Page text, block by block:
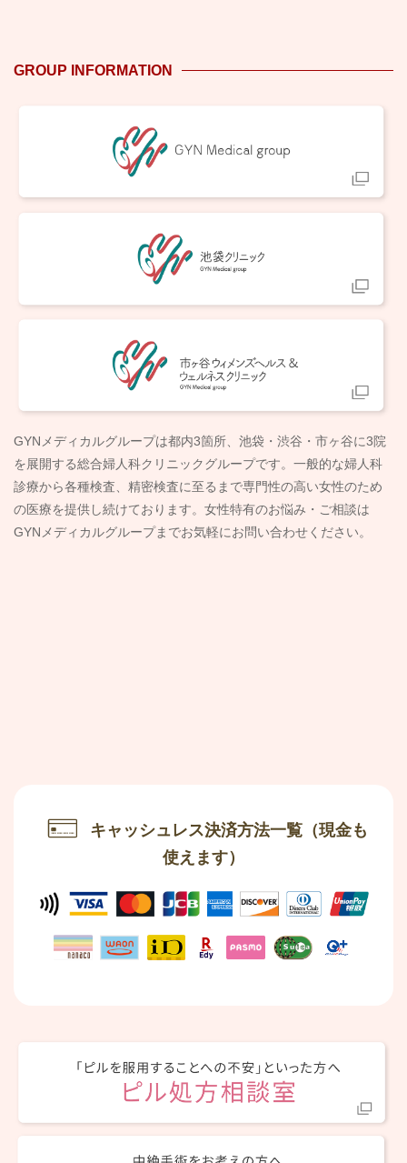
GROUP INFORMATION
GYNメディカルグループは都内3箇所、池袋・渋谷・市ヶ谷に3院
を展開する総合婦人科クリニックグループです。一般的な婦人科
診療から各種検査、精密検査に至るまで専門性の高い女性のため
の医療を提供し続けております。女性特有のお悩み・ご相談は
GYNメディカルグループまでお気軽にお問い合わせください。
キャッシュレス決済方法一覧（現金も
使えます）